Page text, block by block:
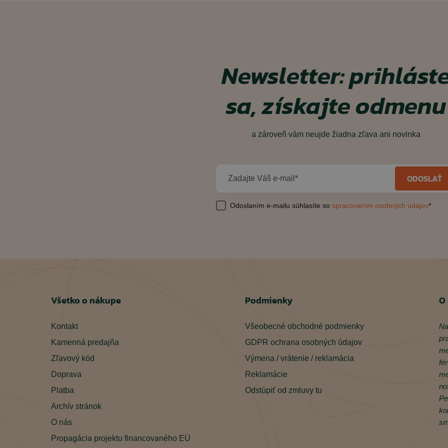
Newsletter:
sa, získajte odmenu
a zároveň vám neujde žiadna zľava ani novinka
Zadajte Váš e-mail* ODOSLAŤ
Odoslaním e-mailu súhlasíte so spracovaním osobných údajov*
Všetko o nákupe
Kontakt
Kamenná predajňa
Zľavový kód
Doprava
Platba
Archív stránok
O nás
Propagácia projektu financovaného EÚ
Podmienky
Všeobecné obchodné podmienky
GDPR ochrana osobných údajov
Výmena / vrátenie / reklamácia
Reklamácie
Odstúpiť od zmluvy tu